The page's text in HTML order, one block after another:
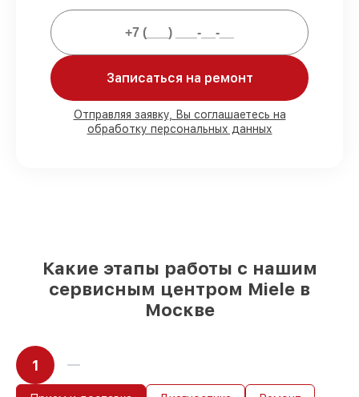
Подтвержденная гарантия–
обслуживаем кофемашин всегда со
строгим соблюдением гарантийных
обязательств.
Мы гарантируем:
работ за 1–2 часа, если мастер
приступает к восстановлению сразу
Записаться на ремонт
Отправляя заявку, Вы соглашаетесь на
обработку персональных данных
Какие этапы работы с нашим
сервисным центром Miele в
Москве
1